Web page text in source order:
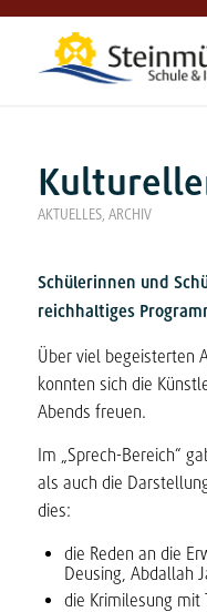
AKTUELLES, ARCHIV
Schülerinnen und
reichhaltiges
Über viel begeisterten
konnten sich die
Abends freuen.
Im „Sprech-Bereich“
als auch die
dies:
die Reden an die
Deusing, Abdallah
die Krimilesung mit